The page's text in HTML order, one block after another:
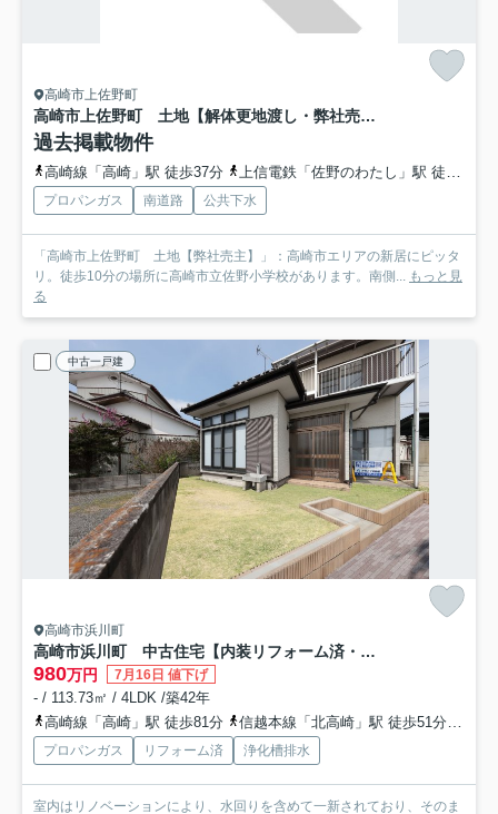
高崎市上佐野町
高崎市上佐野町 土地【解体更地渡し・弊社売主】
過去掲載物件
高崎線「高崎」駅 徒歩37分 上信電鉄「佐野のわたし」駅 徒歩14分
プロパンガス 南道路 公共下水
「高崎市上佐野町 土地【弊社売主】」：高崎市エリアの新居にピッタ
リ。徒歩10分の場所に高崎市立佐野小学校があります。南側...
もっと見
る
中古一戸建
高崎市浜川町
高崎市浜川町 中古住宅【内装リフォーム済・弊社売主】
980万円 7月16日 値下げ
- / 113.73㎡ / 4LDK /築42年
高崎線「高崎」駅 徒歩81分
信越本線「北高崎」駅 徒歩51分
プロパンガス リフォーム済 浄化槽排水
室内はリノベーションにより、水回りを含めて一新されており、そのま